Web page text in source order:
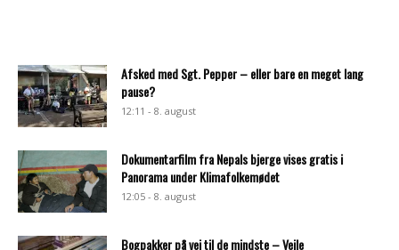
Afsked med Sgt. Pepper – eller bare en meget lang
pause?
12:11 - 8. august
Dokumentarfilm fra Nepals bjerge vises gratis i
Panorama under Klimafolkemødet
12:05 - 8. august
Bogpakker på vej til de mindste – Vejle